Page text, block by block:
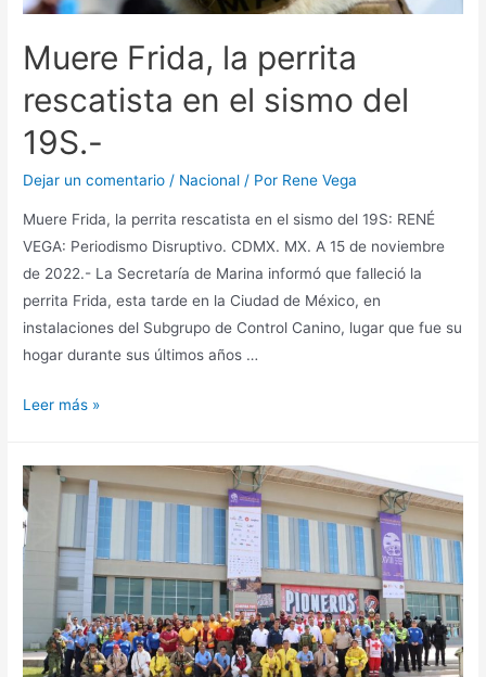
Muere Frida, la perrita
rescatista en el sismo del
19S.-
Dejar un comentario / Nacional / Por Rene Vega
Muere Frida, la perrita rescatista en el sismo del 19S: RENÉ
VEGA: Periodismo Disruptivo. CDMX. MX. A 15 de noviembre
de 2022.- La Secretaría de Marina informó que falleció la
perrita Frida, esta tarde en la Ciudad de México, en
instalaciones del Subgrupo de Control Canino, lugar que fue su
hogar durante sus últimos años …
Leer más »